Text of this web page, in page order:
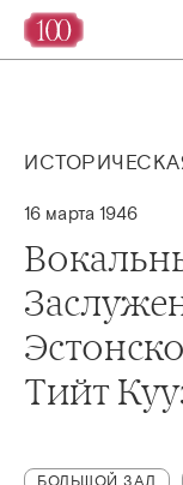
16 марта 1946
Тийт
БОЛЬШОЙ ЗАЛ